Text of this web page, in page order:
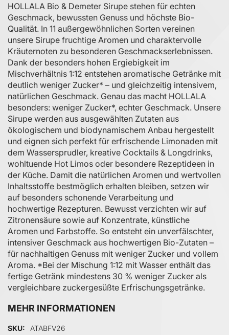
HOLLALA Bio & Demeter Sirupe stehen für echten
Geschmack, bewussten Genuss und höchste Bio-
Qualität. In 11 außergewöhnlichen Sorten vereinen
unsere Sirupe fruchtige Aromen und charaktervolle
Kräuternoten zu besonderen Geschmackserlebnissen.
Dank der besonders hohen Ergiebigkeit im
Mischverhältnis 1:12 entstehen aromatische Getränke mit
deutlich weniger Zucker* – und gleichzeitig intensivem,
natürlichen Geschmack. Genau das macht HOLLALA
besonders: weniger Zucker*, echter Geschmack. Unsere
Sirupe werden aus ausgewählten Zutaten aus
ökologischem und biodynamischem Anbau hergestellt
und eignen sich perfekt für erfrischende Limonaden mit
dem Wassersprudler, kreative Cocktails & Longdrinks,
wohltuende Hot Limos oder besondere Rezeptideen in
der Küche. Damit die natürlichen Aromen und wertvollen
Inhaltsstoffe bestmöglich erhalten bleiben, setzen wir
auf besonders schonende Verarbeitung und
hochwertige Rezepturen. Bewusst verzichten wir auf
Zitronensäure sowie auf Konzentrate, künstliche
Aromen und Farbstoffe. So entsteht ein unverfälschter,
intensiver Geschmack aus hochwertigen Bio-Zutaten –
für nachhaltigen Genuss mit weniger Zucker und vollem
Aroma. *Bei der Mischung 1:12 mit Wasser enthält das
fertige Getränk mindestens 30 % weniger Zucker als
vergleichbare zuckergesüßte Erfrischungsgetränke.
MEHR INFORMATIONEN
Mehr Informationen
SKU
ATABFV26